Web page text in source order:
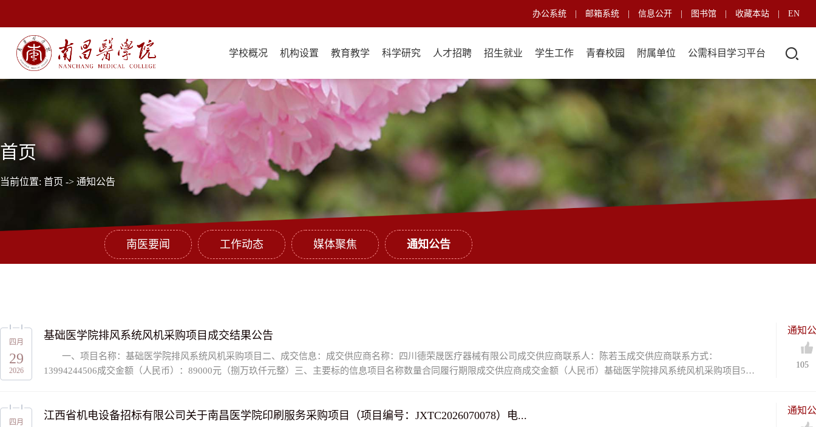
办公系统 邮箱系统 信息公开 图书馆 收藏本站 EN
学校概况 机构设置 教育教学 科学研究 人才招聘 招生就业 学生工作 青春校园 附属单位 公需科目学习平台
首页
当前位置: 首页 -> 通知公告
南医要闻 工作动态 媒体聚焦 通知公告
四月
29
2026
基础医学院排风系统风机采购项目成交结果公告
一、项目名称：基础医学院排风系统风机采购项目二、成交信息：成交供应商名称：四川德荣晟医疗器械有限公司成交供应商联系人：陈若玉成交供应商联系方式：
13994244506成交金额（人民币）：89000元（捌万玖仟元整）三、主要标的信息项目名称数量合同履行期限成交供应商成交金额（人民币）基础医学院排风系统风机采购项目5台
通知
105
四月
江西省机电设备招标有限公司关于南昌医学院印刷服务采购项目（项目编号：JXTC2026070078）电... 通知